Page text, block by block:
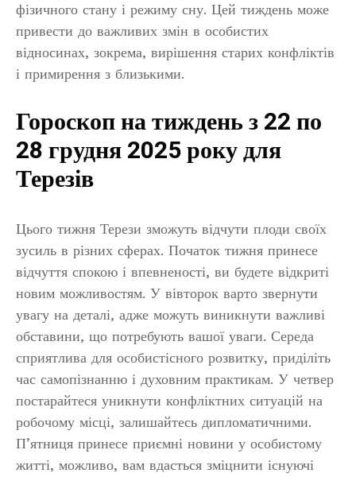
фізичного стану і режиму сну. Цей тиждень може
привести до важливих змін в особистих
відносинах, зокрема, вирішення старих конфліктів
і примирення з близькими.
Гороскоп на тиждень з 22 по
28 грудня 2025 року для
Терезів
Цього тижня Терези зможуть відчути плоди своїх
зусиль в різних сферах. Початок тижня принесе
відчуття спокою і впевненості, ви будете відкриті
новим можливостям. У вівторок варто звернути
увагу на деталі, адже можуть виникнути важливі
обставини, що потребують вашої уваги. Середа
сприятлива для особистісного розвитку, приділіть
час самопізнанню і духовним практикам. У четвер
постарайтеся уникнути конфліктних ситуацій на
робочому місці, залишайтесь дипломатичними.
П’ятниця принесе приємні новини у особистому
житті, можливо, вам вдасться зміцнити існуючі